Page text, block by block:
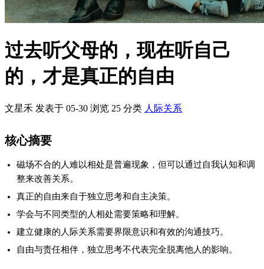
过去听父母的，现在听自己
的，才是真正的自由
文星禾 发表于 05-30 浏览 25 分类 人际关系
核心摘要
磁场不合的人难以相处是普遍现象，但可以通过自我认知和调
整来改善关系。
真正的自由来自于独立思考和自主决策。
学会与不同类型的人相处需要策略和理解。
建立健康的人际关系需要界限意识和有效的沟通技巧。
自由与责任相伴，独立思考不代表完全脱离他人的影响。